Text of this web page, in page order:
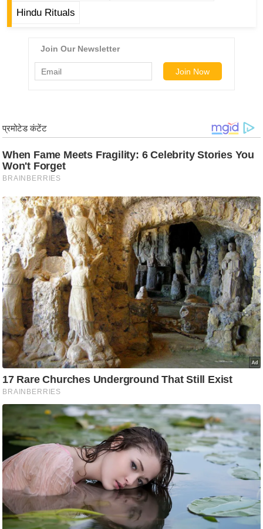
मी
B
r
e
a
k
i
n
g
N
e
w
s
ला
इ
फ
स्टा
टे
क्नॉ
लॉ
जी
टी
Hindu Rituals